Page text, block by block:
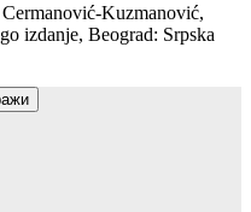
Kuzmanović,
izdanje, Beograd: Srpska